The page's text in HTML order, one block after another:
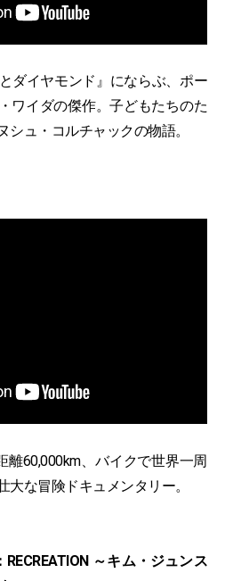
ダイヤモンド』にならぶ、ポー
ワイダの傑作。子どもたちのた
ュ・コルチャックの物語。
離60,000km、バイクで世界一周
大な冒険ドキュメンタリー。
RECREATION ～キム・ジュンス